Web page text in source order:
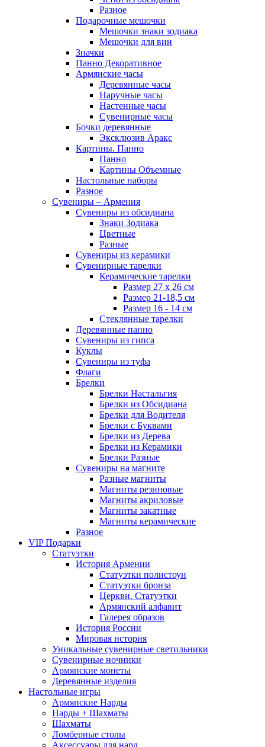
Разное
Подарочные мешочки
Мешочки знаки зодиака
Мешочки для вин
Значки
Панно Декоративное
Армянские часы
Деревянные часы
Наручные часы
Настенные часы
Сувенирные часы
Бочки деревянные
Эксклюзив Аракс
Картины. Панно
Панно
Картины Объемные
Настольные наборы
Разное
Сувениры – Армения
Сувениры из обсидиана
Знаки Зодиака
Цветные
Разные
Сувениры из керамики
Сувенирные тарелки
Керамические тарелки
Размер 27 х 26 см
Размер 21-18,5 см
Размер 16 - 14 см
Стеклянные тарелки
Деревянные панно
Сувениры из гипса
Куклы
Сувениры из туфа
Флаги
Брелки
Брелки Настальгия
Брелки из Обсидиана
Брелки для Водителя
Брелки с Буквами
Брелки из Дерева
Брелки из Керамики
Брелки Разные
Сувениры на магните
Разные магниты
Магниты резиновые
Магниты акриловые
Магниты закатные
Магниты керамические
Разное
VIP Подарки
Статуэтки
История Армении
Статуэтки полистоун
Статуэтки бронза
Церкви. Статуэтки
Армянский алфавит
Галерея образов
История России
Мировая история
Уникальные сувенирные светильники
Сувенирные ночники
Армянские монеты
Деревянные изделия
Настольные игры
Армянские Нарды
Нарды + Шахматы
Шахматы
Ломберные столы
Аксессуары для нард